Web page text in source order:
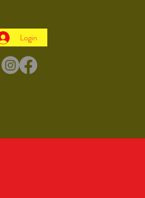
Login